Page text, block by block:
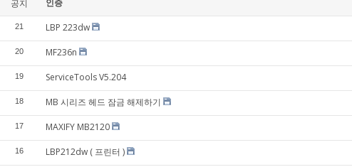
공지 인증
21 LBP 223dw
20 MF236n
19 ServiceTools V5.204
18 MB 시리즈 헤드 잠금 해제하기
17 MAXIFY MB2120
16 LBP212dw ( 프린터 )